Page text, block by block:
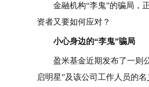
金融机构“李鬼”的骗局，
资者又要如何应对？
小心身边的“李鬼”骗局
盈米基金近期发布了一则
启明星”及该公司工作人员的